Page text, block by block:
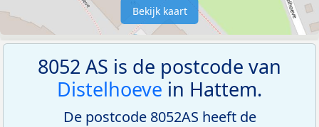
Bekijk kaart
8052 AS is de postcode van
Distelhoeve in Hattem.
De postcode 8052AS heeft de